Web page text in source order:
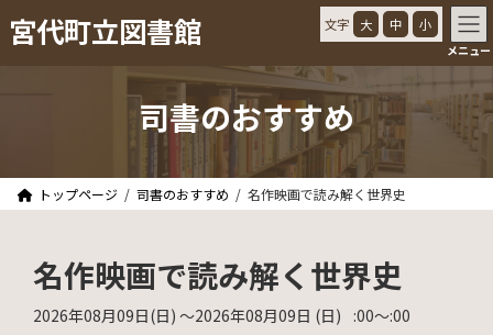
ン
プ
ビ
動
宮代町立図書館 文字 大 中 小
メニュー
司書のおすすめ
トップページ 司書のおすすめ 名作映画で読み解く世界史
名作映画で読み解く世界史
2026年08月09日(日) 〜2026年08月09日 (日) :00〜:00